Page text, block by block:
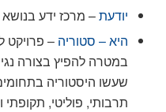
יודעת– מרכז ידע
היא – סטוריה
במטרה להפיץ בצורה
שעשו היסטוריה
תרבותי, פוליטי, תקופתי